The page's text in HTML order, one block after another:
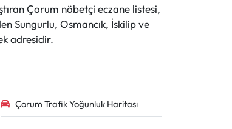
Çorum nöbetçi eczane listesi,
Sungurlu, Osmancık, İskilip ve
adresidir.
Çorum Trafik Yoğunluk Haritası